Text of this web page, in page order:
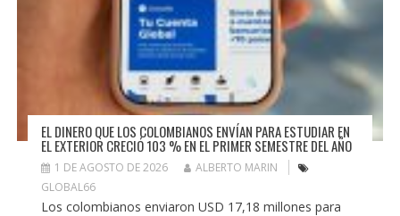
EL DINERO QUE LOS COLOMBIANOS ENVÍAN PARA ESTUDIAR EN
EL EXTERIOR CRECIÓ 103 % EN EL PRIMER SEMESTRE DEL AÑO
1 DE AGOSTO DE 2026
ALBERTO MARIN
GLOBAL66
Los colombianos enviaron USD 17,18 millones para